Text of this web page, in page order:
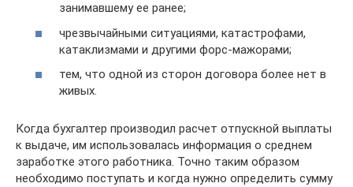
занимавшему ее ранее;
чрезвычайными ситуациями, катастрофами,
катаклизмами и другими форс-мажорами;
тем, что одной из сторон договора более нет в
живых.
Когда бухгалтер производил расчет отпускной выплаты
к выдаче, им использовалась информация о среднем
заработке этого работника. Точно таким образом
необходимо поступать и когда нужно определить сумму